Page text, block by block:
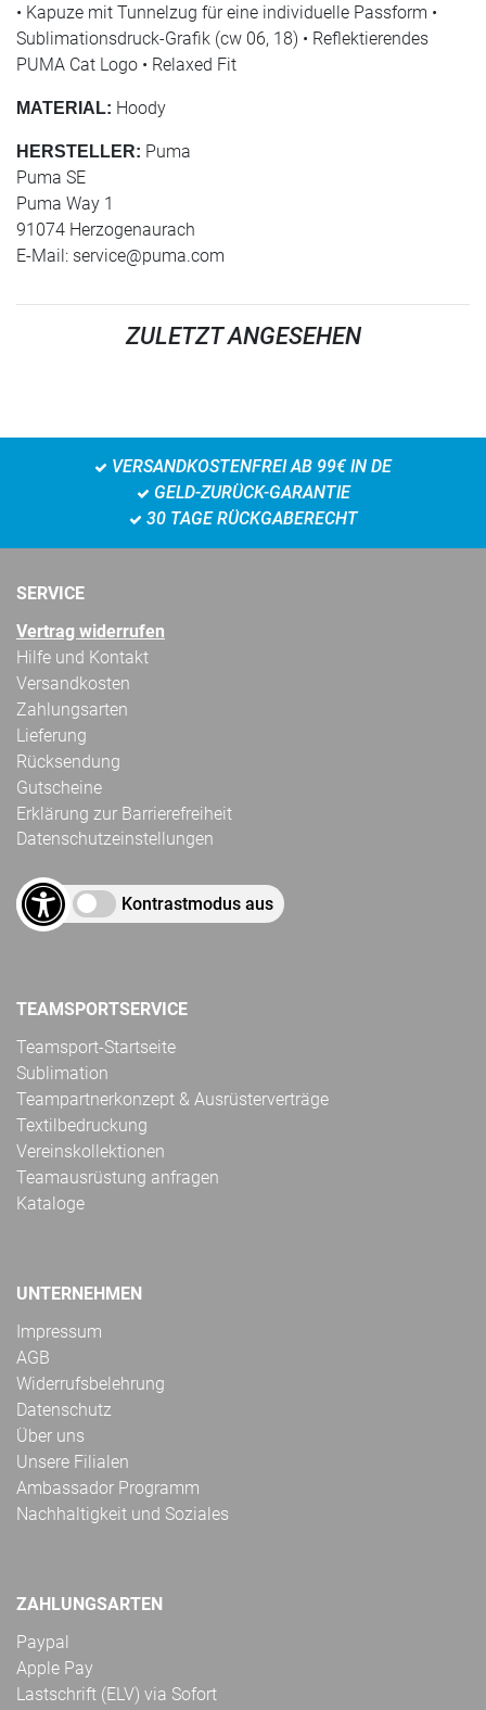
• Kapuze mit Tunnelzug für eine individuelle Passform •
Sublimationsdruck-Grafik (cw 06, 18) • Reflektierendes
PUMA Cat Logo • Relaxed Fit
MATERIAL: Hoody
HERSTELLER: Puma
Puma SE
Puma Way 1
91074 Herzogenaurach
E-Mail: service@puma.com
ZULETZT ANGESEHEN
VERSANDKOSTENFREI AB 99€ IN DE
GELD-ZURÜCK-GARANTIE
30 TAGE RÜCKGABERECHT
SERVICE
Vertrag widerrufen
Hilfe und Kontakt
Versandkosten
Zahlungsarten
Lieferung
Rücksendung
Gutscheine
Erklärung zur Barrierefreiheit
Datenschutzeinstellungen
Kontrastmodus aus
TEAMSPORTSERVICE
Teamsport-Startseite
Sublimation
Teampartnerkonzept & Ausrüsterverträge
Textilbedruckung
Vereinskollektionen
Teamausrüstung anfragen
Kataloge
UNTERNEHMEN
Impressum
AGB
Widerrufsbelehrung
Datenschutz
Über uns
Unsere Filialen
Ambassador Programm
Nachhaltigkeit und Soziales
ZAHLUNGSARTEN
Paypal
Apple Pay
Lastschrift (ELV) via Sofort